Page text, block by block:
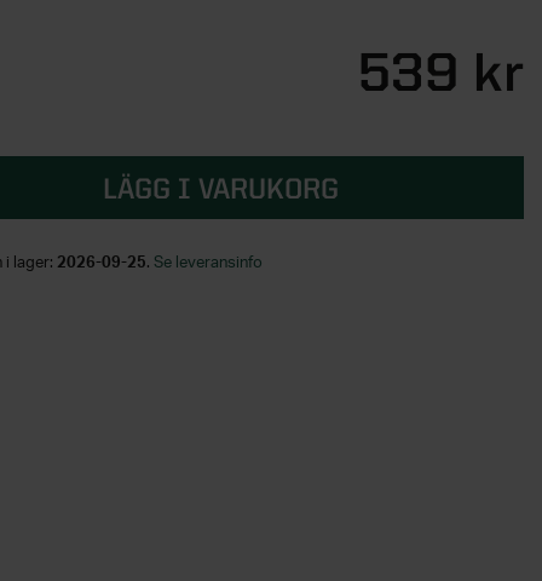
539 kr
LÄGG I VARUKORG
i lager: 2026-09-25. Se leveransinfo